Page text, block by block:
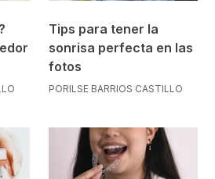
Tips para tener la
sonrisa perfecta en las
fotos
PORILSE BARRIOS CASTILLO